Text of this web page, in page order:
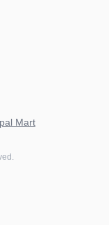
Mart